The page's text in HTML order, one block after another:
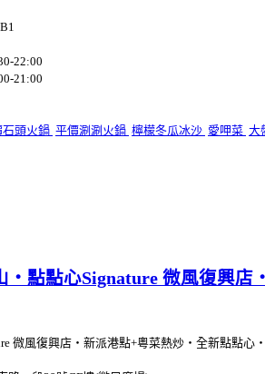
22:00
21:00
石頭火鍋 平價涮涮火鍋 檸檬冬瓜冰沙 愛呷菜 大
‧點點心Signature 微風復興
微風復興店‧新派港點+粵菜熱炒‧全新點點心‧